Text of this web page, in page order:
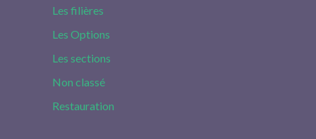
Les filières
Les Options
Les sections
Non classé
Restauration